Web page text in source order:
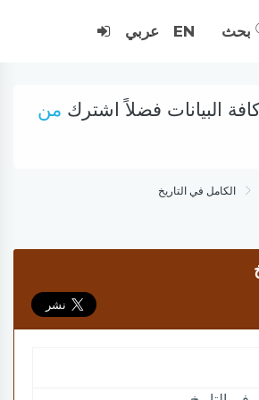
بحث EN عربي
البيانات فضلاً اشترك من
الكامل في التاريخ